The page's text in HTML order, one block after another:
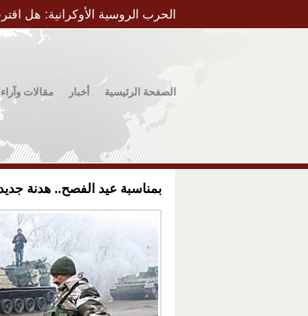
الحرب الروسية الأوكرانية: هل
الصفحة الرئيسية أخبار مقالات وآراء
بمناسبة عيد الفصح.. هدنة